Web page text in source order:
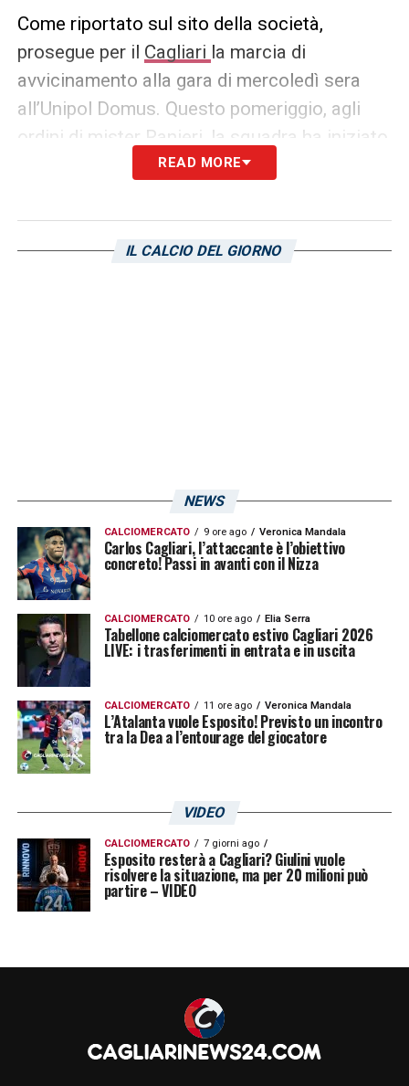
Come riportato sul sito della società,
prosegue per il Cagliari la marcia di
avvicinamento alla gara di mercoledì sera
all’Unipol Domus. Questo pomeriggio, agli
ordini di mister Ranieri, la squadra ha iniziato
con dei lavori diattivazione
calciatori che hanno totalizzato più
minutaggio nell’ultima gara hanno svolto
READ MORE
IL CALCIO DEL GIORNO
NEWS
CALCIOMERCATO 9 ore ago Veronica Mandala
Carlos Cagliari, l’attaccante è l’obiettivo
concreto! Passi in avanti con il Nizza
CALCIOMERCATO 10 ore ago Elia Serra
Tabellone calciomercato estivo Cagliari 2026
LIVE: i trasferimenti in entrata e in uscita
CALCIOMERCATO 11 ore ago Veronica Mandala
L’Atalanta vuole Esposito! Previsto un incontro
tra la Dea a l’entourage del giocatore
VIDEO
CALCIOMERCATO 7 giorni ago
Esposito resterà a Cagliari? Giulini vuole
risolvere la situazione, ma per 20 milioni può
partire – VIDEO